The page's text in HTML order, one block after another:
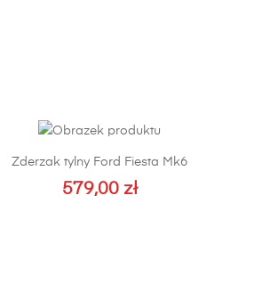
Zderzak tylny Ford Fiesta Mk6
579,00 zł